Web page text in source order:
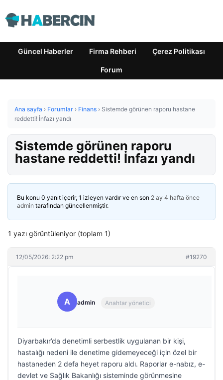
Güncel Haberler Firma Rehberi Çerez Politikası
Forum
Ana sayfa › Forumlar › Finans › Sistemde görünen raporu hastane
reddetti! İnfazı yandı
Sistemde görünen raporu
hastane reddetti! İnfazı yandı
Bu konu 0 yanıt içerir, 1 izleyen vardır ve en son 2 ay 4 hafta önce
admin tarafından güncellenmiştir.
1 yazı görüntüleniyor (toplam 1)
12/05/2026: 2:22 pm #19270
A admin Anahtar yönetici
Diyarbakır’da denetimli serbestlik uygulanan bir kişi,
hastalığı nedeni ile denetime gidemeyeceği için özel bir
hastaneden 2 defa heyet raporu aldı. Raporlar e-nabız, e-
devlet ve Sağlık Bakanlığı sisteminde görünmesine